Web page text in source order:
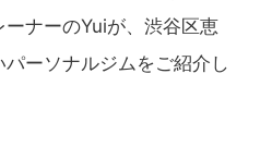
ナーのYuiが、渋谷区恵
パーソナルジムをご紹介し